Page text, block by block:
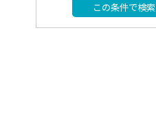
この条件で検索